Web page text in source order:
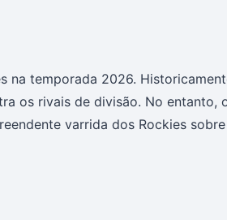
temporada 2026.
os rivais de divisão. No entanto,
varrida dos Rockies